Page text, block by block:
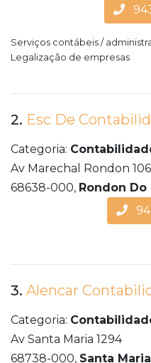
Serviços contábeis /
Legalização de empresas
2. Esc De
Categoria:
Av Marechal Rondon
68638-000, Rondon Do
3. Alencar
Categoria:
Av Santa Maria 1294
68738-000, Santa